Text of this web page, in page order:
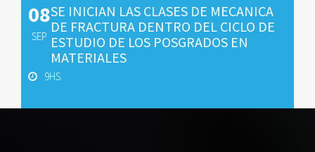
08
SEP
SE INICIAN LAS CLASES DE MECANICA
DE FRACTURA DENTRO DEL CICLO DE
ESTUDIO DE LOS POSGRADOS EN
MATERIALES
9HS.